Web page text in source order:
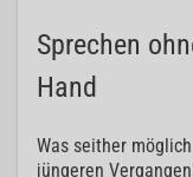
Sprechen
Hand
Was seither
jüngeren